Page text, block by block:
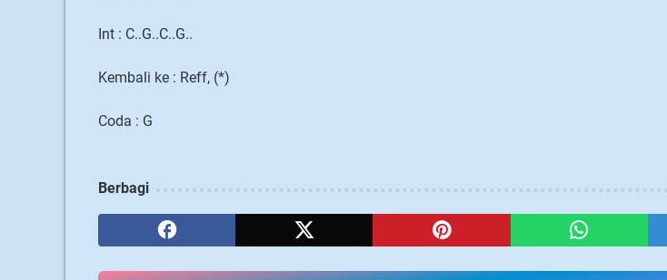
Int : C..G..C..G..
Kembali ke : Reff, (*)
Coda : G
Berbagi